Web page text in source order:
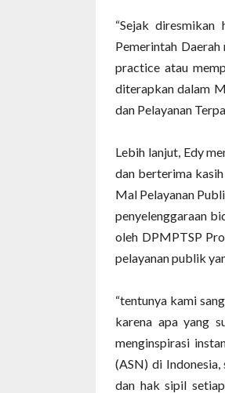
“Sejak
Pemerintah
practice atau
diterapkan dalam
dan Pelayanan
Lebih lanjut, Edy
dan berterima
Mal Pelayanan
penyelenggaraan
oleh DPMPTSP
pelayanan publik
“tentunya kami
karena apa yang
menginspirasi
(ASN) di
dan hak sipil